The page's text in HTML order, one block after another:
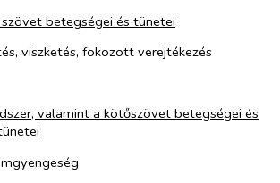
betegségei és tünetei
viszketés, fokozott verejtékezés
valamint a kötőszövet betegségei és